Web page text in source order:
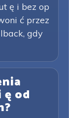
ę i bez op
ć przez
gdy
od